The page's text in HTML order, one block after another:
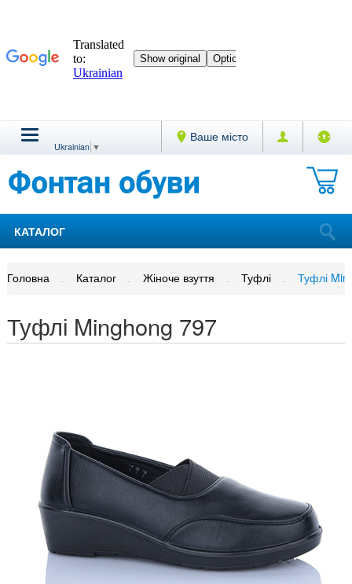
Ваше місто
Ukrainian ▼
КАТАЛОГ
Головна Каталог Жіноче взуття Туфлі Туфлі
Туфлі Minghong 797